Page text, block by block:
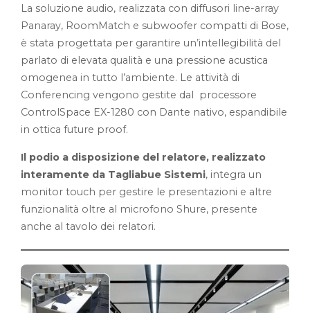
La soluzione audio, realizzata con diffusori line-array
Panaray, RoomMatch e subwoofer compatti di Bose,
è stata progettata per garantire un’intellegibilità del
parlato di elevata qualità e una pressione acustica
omogenea in tutto l’ambiente. Le attività di
Conferencing vengono gestite dal processore
ControlSpace EX-1280 con Dante nativo, espandibile
in ottica future proof.
Il podio a disposizione del relatore, realizzato
interamente da Tagliabue Sistemi, integra un
monitor touch per gestire le presentazioni e altre
funzionalità oltre al microfono Shure, presente
anche al tavolo dei relatori.